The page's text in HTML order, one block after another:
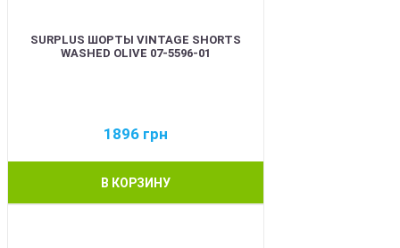
SURPLUS ШОРТЫ VINTAGE SHORTS
WASHED OLIVE 07-5596-01
1896 грн
В КОРЗИНУ